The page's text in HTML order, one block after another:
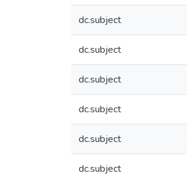
dc.subject
dc.subject
dc.subject
dc.subject
dc.subject
dc.subject